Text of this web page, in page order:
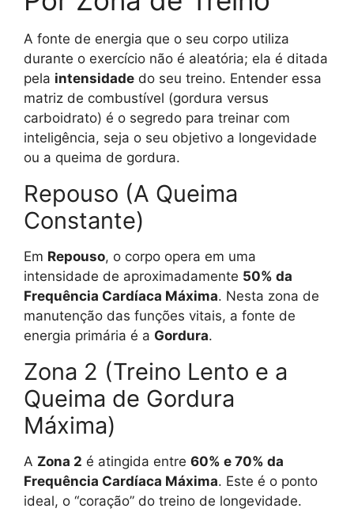
A fonte de energia que o seu corpo utiliza
durante o exercício não é aleatória; ela é ditada
pela intensidade do seu treino. Entender essa
matriz de combustível (gordura versus
carboidrato) é o segredo para treinar com
inteligência, seja o seu objetivo a longevidade
ou a queima de gordura.
Repouso (A Queima
Constante)
Em Repouso, o corpo opera em uma
intensidade de aproximadamente 50% da
Frequência Cardíaca Máxima. Nesta zona de
manutenção das funções vitais, a fonte de
energia primária é a Gordura.
Zona 2 (Treino Lento e a
Queima de Gordura
Máxima)
A Zona 2 é atingida entre 60% e 70% da
Frequência Cardíaca Máxima. Este é o ponto
ideal, o “coração” do treino de longevidade.